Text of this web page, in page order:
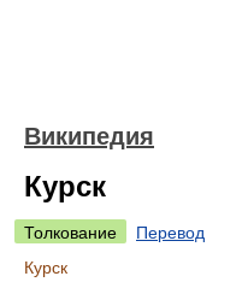
Википедия
Курск
Толкование
Перевод
Курск